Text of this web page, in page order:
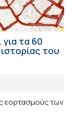
τα 60
του
εορτασμούς των